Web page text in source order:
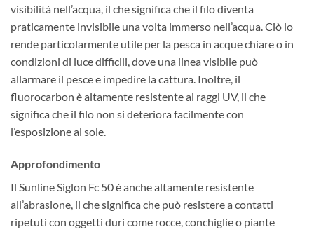
visibilità nell’acqua, il che significa che il filo diventa
praticamente invisibile una volta immerso nell’acqua. Ciò lo
rende particolarmente utile per la pesca in acque chiare o in
condizioni di luce difficili, dove una linea visibile può
allarmare il pesce e impedire la cattura. Inoltre, il
fluorocarbon è altamente resistente ai raggi UV, il che
significa che il filo non si deteriora facilmente con
l’esposizione al sole.
Approfondimento
Il Sunline Siglon Fc 50 è anche altamente resistente
all’abrasione, il che significa che può resistere a contatti
ripetuti con oggetti duri come rocce, conchiglie o piante